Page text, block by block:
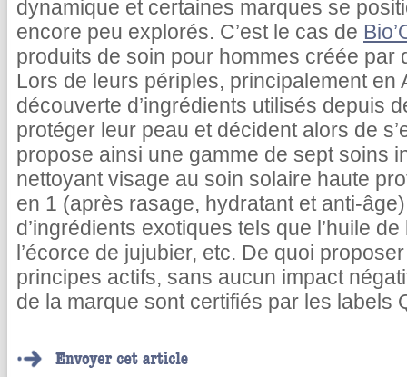
dynamique et certaines marques se
encore peu explorés. C’est le cas de
produits de soin pour hommes créée
Lors de leurs périples, principalement en
découverte d’ingrédients utilisés depuis
protéger leur peau et décident alors de
propose ainsi une gamme de sept soins
nettoyant visage au soin solaire haute
en 1 (après rasage, hydratant et anti-
d’ingrédients exotiques tels que l’huile
l’écorce de jujubier, etc. De quoi
principes actifs, sans aucun impact
de la marque sont certifiés par les labels